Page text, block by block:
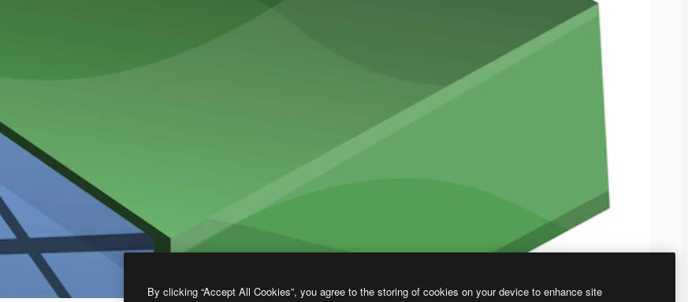
By clicking “Accept All Cookies”, you agree to the storing of cookies on your device to enhance site